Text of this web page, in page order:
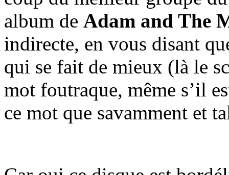
album de Adam and The
indirecte, en vous disant
qui se fait de mieux (là le
mot foutraque, même s’il
ce mot que savamment et